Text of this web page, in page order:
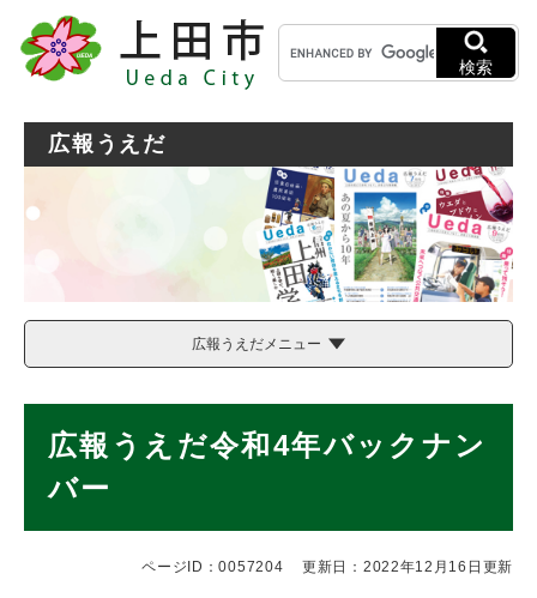
メニューを飛ばして本文へ
キ
ー
ワ
索
検索
広報うえだ
広報うえだメニュー
広報うえだ令和4年バックナン
バー
ページID：0057204 更新日：2022年12月16日更新